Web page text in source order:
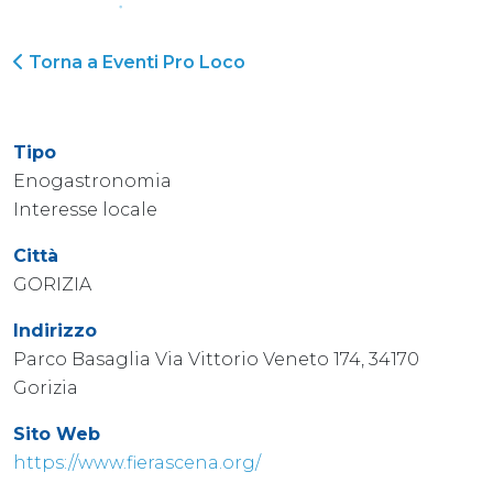
Torna a Eventi Pro Loco
Tipo
Enogastronomia
Interesse locale
Città
GORIZIA
Indirizzo
Parco Basaglia Via Vittorio Veneto 174, 34170
Gorizia
Sito Web
https://www.fierascena.org/